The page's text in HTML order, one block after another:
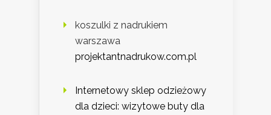
koszulki z nadrukiem
warszawa
projektantnadrukow.com.pl
Internetowy sklep odzieżowy
dla dzieci: wizytowe buty dla